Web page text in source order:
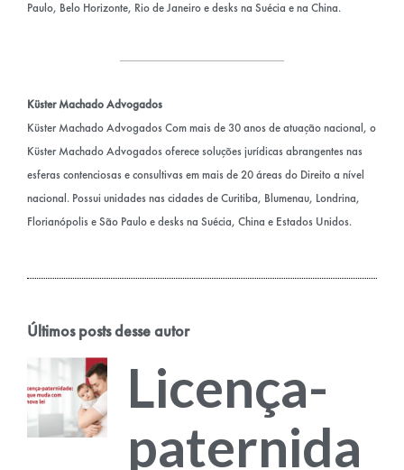
Paulo, Belo Horizonte, Rio de Janeiro e desks na Suécia e na China.
Küster Machado Advogados
Küster Machado Advogados Com mais de 30 anos de atuação nacional, o
Küster Machado Advogados oferece soluções jurídicas abrangentes nas
esferas contenciosas e consultivas em mais de 20 áreas do Direito a nível
nacional. Possui unidades nas cidades de Curitiba, Blumenau, Londrina,
Florianópolis e São Paulo e desks na Suécia, China e Estados Unidos.
Últimos posts desse autor
Licença-
paternida